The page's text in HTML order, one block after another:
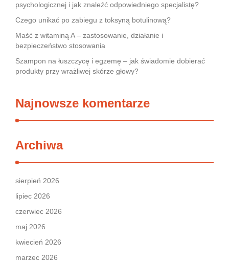
psychologicznej i jak znaleźć odpowiedniego specjalistę?
Czego unikać po zabiegu z toksyną botulinową?
Maść z witaminą A – zastosowanie, działanie i
bezpieczeństwo stosowania
Szampon na łuszczycę i egzemę – jak świadomie dobierać
produkty przy wrażliwej skórze głowy?
Najnowsze komentarze
Archiwa
sierpień 2026
lipiec 2026
czerwiec 2026
maj 2026
kwiecień 2026
marzec 2026